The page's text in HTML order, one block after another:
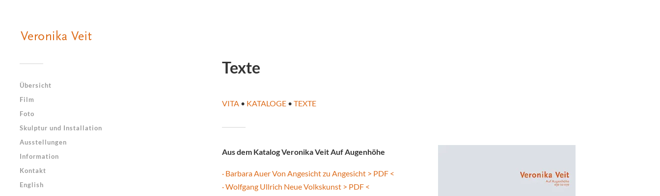
Übersicht
Film
Foto
Skulptur und Installation
Ausstellungen
Information
Kontakt
English
Texte
VITA • KATALOGE • TEXTE
Aus dem Katalog Veronika Veit Auf Augenhöhe
· Barbara Auer Von Angesicht zu Angesicht > PDF <
· Wolfgang Ullrich Neue Volkskunst > PDF <